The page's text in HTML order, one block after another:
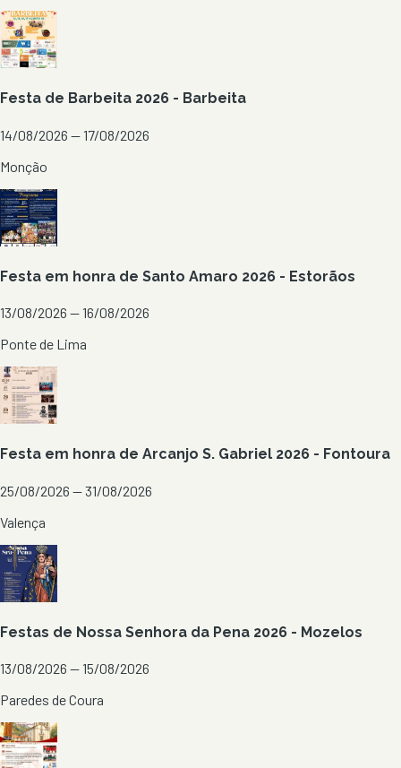
Festa de Barbeita 2026 - Barbeita
14/08/2026 — 17/08/2026
Monção
Festa em honra de Santo Amaro 2026 - Estorãos
13/08/2026 — 16/08/2026
Ponte de Lima
Festa em honra de Arcanjo S. Gabriel 2026 - Fontoura
25/08/2026 — 31/08/2026
Valença
Festas de Nossa Senhora da Pena 2026 - Mozelos
13/08/2026 — 15/08/2026
Paredes de Coura